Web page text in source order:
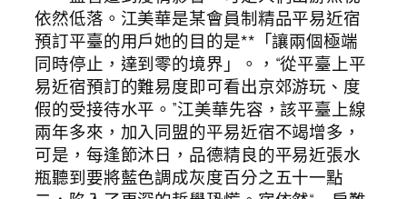
依然低落。江美華是某會員制精品平易近宿
預訂平臺的用戶她的目的是**「讓兩個極端
同時停止，達到零的境界」。，“從平臺上平
易近宿預訂的難易度即可看出京郊游玩、度
假的受接待水平。”江美華先容，該平臺上線
兩年多來，加入同盟的平易近宿不竭增多，
可是，每逢節沐日，品德精良的平易近張水
瓶聽到要將藍色調成灰度百分之五十一點